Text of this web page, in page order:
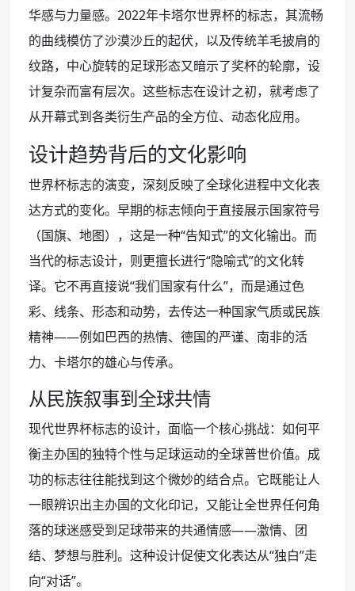
华感与力量感。2022年卡塔尔世界杯的标志，其流畅
的曲线模仿了沙漠沙丘的起伏，以及传统羊毛披肩的
纹路，中心旋转的足球形态又暗示了奖杯的轮廓，设
计复杂而富有层次。这些标志在设计之初，就考虑了
从开幕式到各类衍生产品的全方位、动态化应用。
设计趋势背后的文化影响
世界杯标志的演变，深刻反映了全球化进程中文化表
达方式的变化。早期的标志倾向于直接展示国家符号
（国旗、地图），这是一种“告知式”的文化输出。而
当代的标志设计，则更擅长进行“隐喻式”的文化转
译。它不再直接说“我们国家有什么”，而是通过色
彩、线条、形态和动势，去传达一种国家气质或民族
精神——例如巴西的热情、德国的严谨、南非的活
力、卡塔尔的雄心与传承。
从民族叙事到全球共情
现代世界杯标志的设计，面临一个核心挑战：如何平
衡主办国的独特个性与足球运动的全球普世价值。成
功的标志往往能找到这个微妙的结合点。它既能让人
一眼辨识出主办国的文化印记，又能让全世界任何角
落的球迷感受到足球带来的共通情感——激情、团
结、梦想与胜利。这种设计促使文化表达从“独白”走
向“对话”。